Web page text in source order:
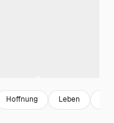
Hoffnung Leben